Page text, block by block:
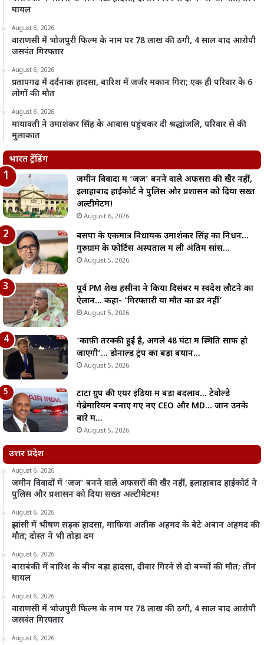
घायल
August 6, 2026
वाराणसी में भोजपुरी फिल्म के नाम पर 78 लाख की ठगी, 4 साल बाद आरोपी
जसवंत गिरफ्तार
August 6, 2026
प्रतापगढ़ में दर्दनाक हादसा, बारिश में जर्जर मकान गिरा; एक ही परिवार के 6
लोगों की मौत
August 6, 2026
मायावती ने उमाशंकर सिंह के आवास पहुंचकर दी श्रद्धांजलि, परिवार से की
मुलाकात
भारत ट्रेंडिंग
जमीन विवादों में ‘जज’ बनने वाले अफसरों की खैर नहीं,
इलाहाबाद हाईकोर्ट ने पुलिस और प्रशासन को दिया सख्त
अल्टीमेटम!
August 6, 2026
बसपा के एकमात्र विधायक उमाशंकर सिंह का निधन…
गुरुग्राम के फोर्टिस अस्पताल में ली अंतिम सांस…
August 5, 2026
पूर्व PM शेख हसीना ने किया दिसंबर में स्वदेश लौटने का
ऐलान… कहा- ‘गिरफ्तारी या मौत का डर नहीं’
August 5, 2026
‘काफ़ी तरक्की हुई है, अगले 48 घंटों में स्थिति साफ हो
जाएगी’… डोनाल्ड ट्रंप का बड़ा बयान…
August 5, 2026
टाटा ग्रुप की एयर इंडिया में बड़ा बदलाव… टेवोल्डे
गेब्रेमारियम बनाए गए नए CEO और MD… जानें उनके
बारे में…
August 5, 2026
उत्तर प्रदेश
August 6, 2026
जमीन विवादों में ‘जज’ बनने वाले अफसरों की खैर नहीं, इलाहाबाद हाईकोर्ट ने
पुलिस और प्रशासन को दिया सख्त अल्टीमेटम!
August 6, 2026
झांसी में भीषण सड़क हादसा, माफिया अतीक अहमद के बेटे अबान अहमद की
मौत; दोस्त ने भी तोड़ा दम
August 6, 2026
बाराबंकी में बारिश के बीच बड़ा हादसा, दीवार गिरने से दो बच्चों की मौत; तीन
घायल
August 6, 2026
वाराणसी में भोजपुरी फिल्म के नाम पर 78 लाख की ठगी, 4 साल बाद आरोपी
जसवंत गिरफ्तार
August 6, 2026